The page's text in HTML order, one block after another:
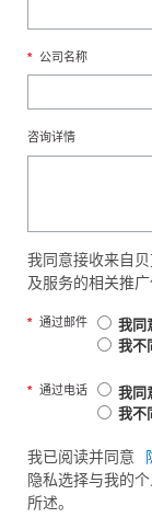
* 公司名称
咨询详情
我同意接收来自
及服务的相关推广
* 通过邮件
我同
我不
* 通过电话
我同
我不
我已阅读并同意
隐私选择与我的
所述。